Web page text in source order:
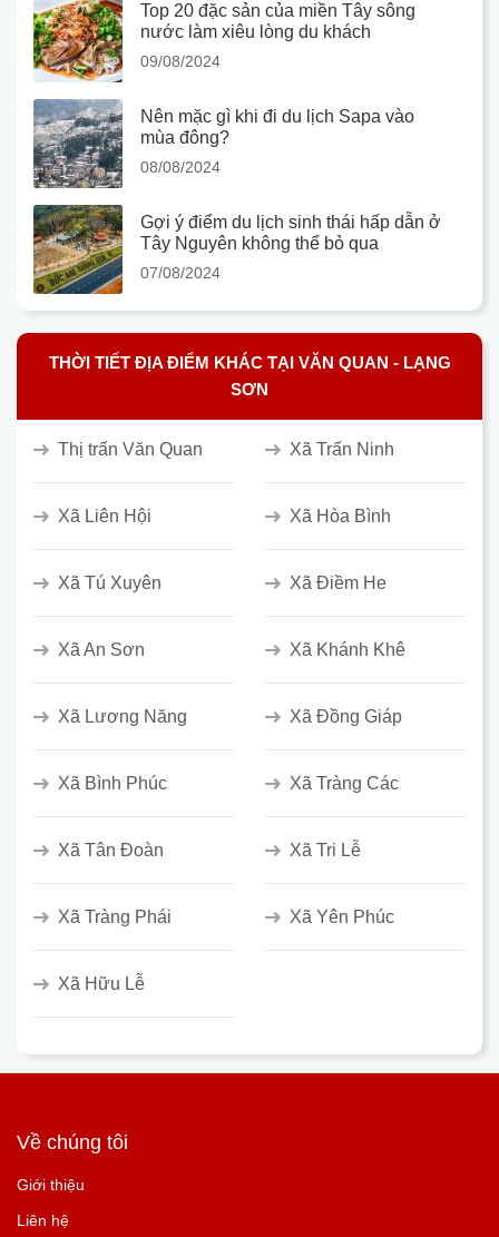
Top 20 đặc sản của miền Tây sông
nước làm xiêu lòng du khách
09/08/2024
Nên mặc gì khi đi du lịch Sapa vào
mùa đông?
08/08/2024
Gợi ý điểm du lịch sinh thái hấp dẫn ở
Tây Nguyên không thể bỏ qua
07/08/2024
THỜI TIẾT ĐỊA ĐIỂM KHÁC TẠI VĂN QUAN - LẠNG
SƠN
Thị trấn Văn Quan Xã Trấn Ninh
Xã Liên Hội Xã Hòa Bình
Xã Tú Xuyên Xã Điềm He
Xã An Sơn Xã Khánh Khê
Xã Lương Năng Xã Đồng Giáp
Xã Bình Phúc Xã Tràng Các
Xã Tân Đoàn Xã Tri Lễ
Xã Tràng Phái Xã Yên Phúc
Xã Hữu Lễ
Về chúng tôi
Giới thiệu
Liên hệ